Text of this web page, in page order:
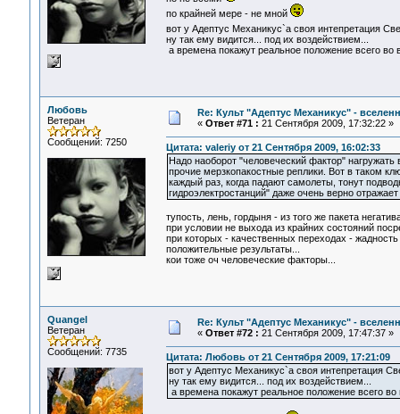
по крайней мере - не мной
вот у Адептус Механикус`а своя интепретация
ну так ему видится... под их воздействием...
а времена покажут реальное положение всего во
Любовь
Ветеран
Сообщений: 7250
Re: Культ "Адептус Механикус" -
« Ответ #71 : 21 Сентября 2009, 17:32:22 »
Цитата: valeriy от 21 Сентября 2009, 16:02:33
Надо наоборот "человеческий фактор"
прочие мерзкопакостные реплики. Вот в таком
каждый раз, когда падают самолеты, тонут
гидроэлектростанций" даже очень верно
тупость, лень, гордыня - из того же пакета
при условии не выхода из крайних состояний
при которых - качественных переходах -
положительные результаты...
кои тоже оч человеческие факторы...
Quangel
Ветеран
Сообщений: 7735
Re: Культ "Адептус Механикус" -
« Ответ #72 : 21 Сентября 2009, 17:47:37 »
Цитата: Любовь от 21 Сентября 2009, 17:21:09
вот у Адептус Механикус`а своя интепретация
ну так ему видится... под их воздействием...
а времена покажут реальное положение всего во